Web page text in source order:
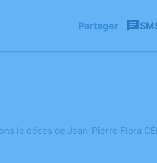
Partager
le décès de Jean-Pierre Flora